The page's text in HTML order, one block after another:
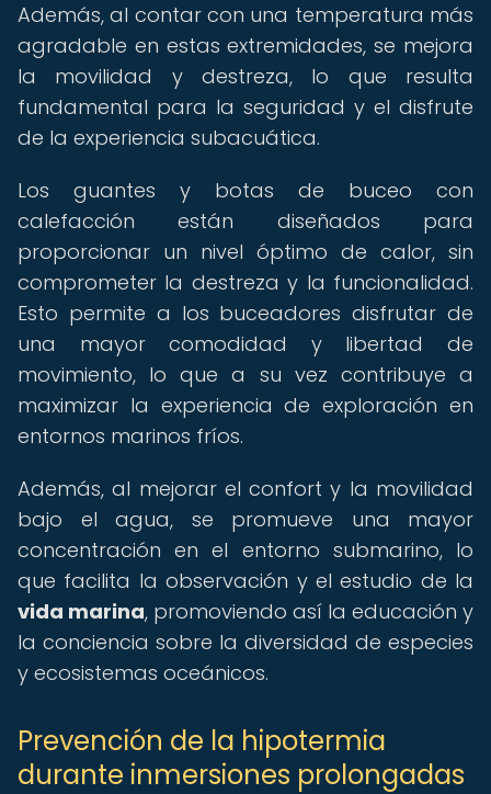
Además, al contar con una temperatura más
agradable en estas extremidades, se mejora
la movilidad y destreza, lo que resulta
fundamental para la seguridad y el disfrute
de la experiencia subacuática.
Los guantes y botas de buceo con
calefacción están diseñados para
proporcionar un nivel óptimo de calor, sin
comprometer la destreza y la funcionalidad.
Esto permite a los buceadores disfrutar de
una mayor comodidad y libertad de
movimiento, lo que a su vez contribuye a
maximizar la experiencia de exploración en
entornos marinos fríos.
Además, al mejorar el confort y la movilidad
bajo el agua, se promueve una mayor
concentración en el entorno submarino, lo
que facilita la observación y el estudio de la
vida marina, promoviendo así la educación y
la conciencia sobre la diversidad de especies
y ecosistemas oceánicos.
Prevención de la hipotermia
durante inmersiones prolongadas